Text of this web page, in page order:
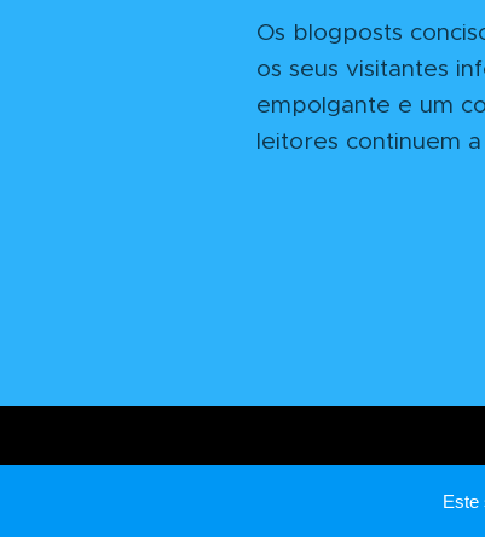
Os blogposts
os seus visitantes
empolgante e um
leitores continuem
Este